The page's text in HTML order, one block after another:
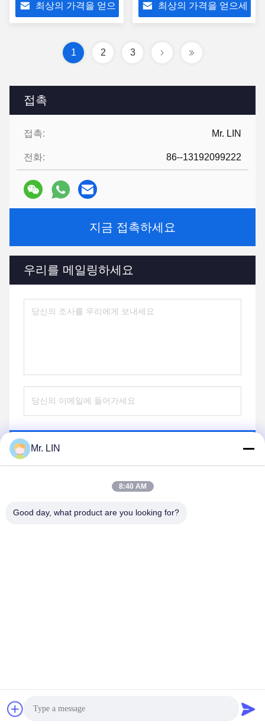
접촉
접촉: Mr. LIN
전화: 86--13192099222
지금 접촉하세요
우리를 메일링하세요
최상의 가격을 얻으
최상의 가격을 얻으세
1 2 3
hotmelt-films.com . 무단 복제 금지.
Mr. LIN
8:40 AM
Good day, what product are you looking for?